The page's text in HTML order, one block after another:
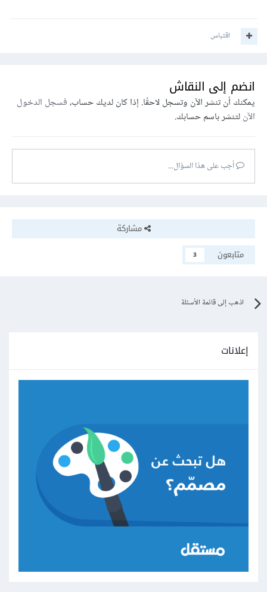
اقتباس
انضم إلى النقاش
يمكنك أن تنشر الآن وتسجل لاحقًا. إذا كان لديك حساب،فسجل الدخول
الآنلتنشر باسم حسابك.
أجب على هذا السؤال...
مشاركة
متابعون
3
اذهب إلى قائمة الأسئلة
إعلانات